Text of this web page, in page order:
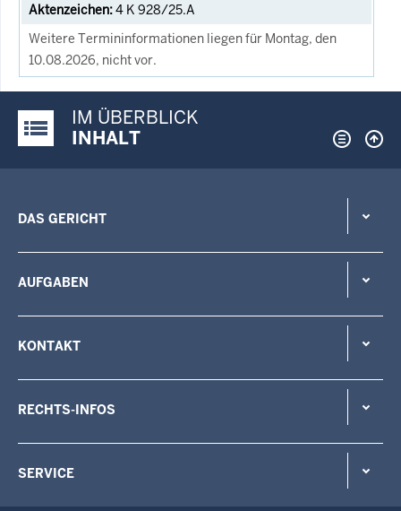
4 K 928/25.A
Weitere Termininformationen liegen für Montag, den
10.08.2026, nicht vor.
Justiz-Portal im Überblick:
IM ÜBERBLICK
INHALT
DAS GERICHT
AUFGABEN
KONTAKT
RECHTS-INFOS
SERVICE